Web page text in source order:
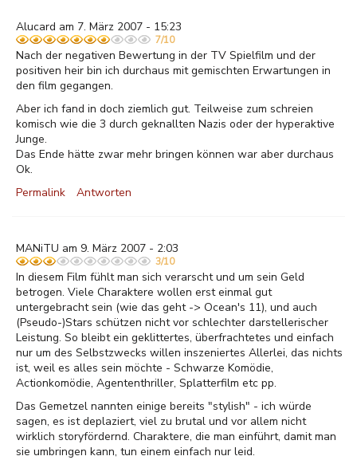
Alucard am 7. März 2007 - 15:23
7/10
Nach der negativen Bewertung in der TV Spielfilm und der
positiven heir bin ich durchaus mit gemischten Erwartungen in
den film gegangen.
Aber ich fand in doch ziemlich gut. Teilweise zum schreien
komisch wie die 3 durch geknallten Nazis oder der hyperaktive
Junge.
Das Ende hätte zwar mehr bringen können war aber durchaus
Ok.
Permalink
Antworten
MANiTU am 9. März 2007 - 2:03
3/10
In diesem Film fühlt man sich verarscht und um sein Geld
betrogen. Viele Charaktere wollen erst einmal gut
untergebracht sein (wie das geht -> Ocean's 11), und auch
(Pseudo-)Stars schützen nicht vor schlechter darstellerischer
Leistung. So bleibt ein geklittertes, überfrachtetes und einfach
nur um des Selbstzwecks willen inszeniertes Allerlei, das nichts
ist, weil es alles sein möchte - Schwarze Komödie,
Actionkomödie, Agententhriller, Splatterfilm etc pp.
Das Gemetzel nannten einige bereits "stylish" - ich würde
sagen, es ist deplaziert, viel zu brutal und vor allem nicht
wirklich storyfördernd. Charaktere, die man einführt, damit man
sie umbringen kann, tun einem einfach nur leid.